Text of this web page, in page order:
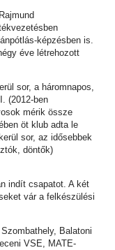
képzésben is.
éve létrehozott
sor, a háromnapos,
(2012-ben
mérik össze
öt klub adta le
sor, az idősebbek
döntők)
indít csapatot. A két
vár a felkészülési
Balatoni
VSE, MATE-